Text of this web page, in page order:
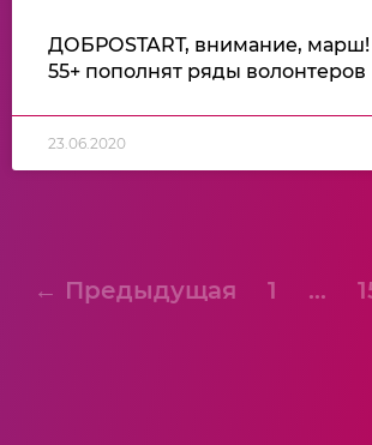
ДОБРОSTART, внимание,
55+ пополнят ряды волонтеров
23.06.2020
← Предыдущая 1 …